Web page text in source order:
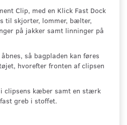
Clip, med en Klick Fast Dock
til skjorter, lommer, bælter,
på jakker samt linninger på
så bagpladen kan føres
hvorefter fronten af clipsen
clipsens kæber samt en stærk
greb i stoffet.